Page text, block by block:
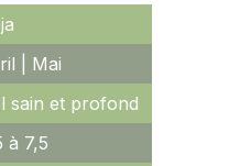
| Mai
sain et profond
à 7,5